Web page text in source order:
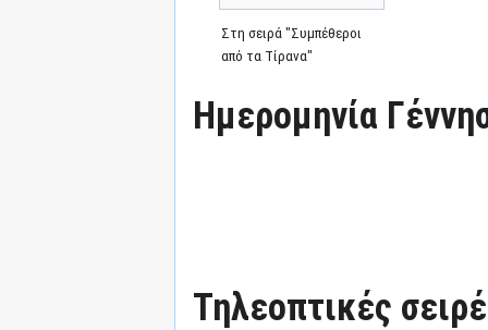
Στη σειρά "Συμπέθεροι
από τα Τίρανα"
Ημερομηνία
Τηλεοπτικές